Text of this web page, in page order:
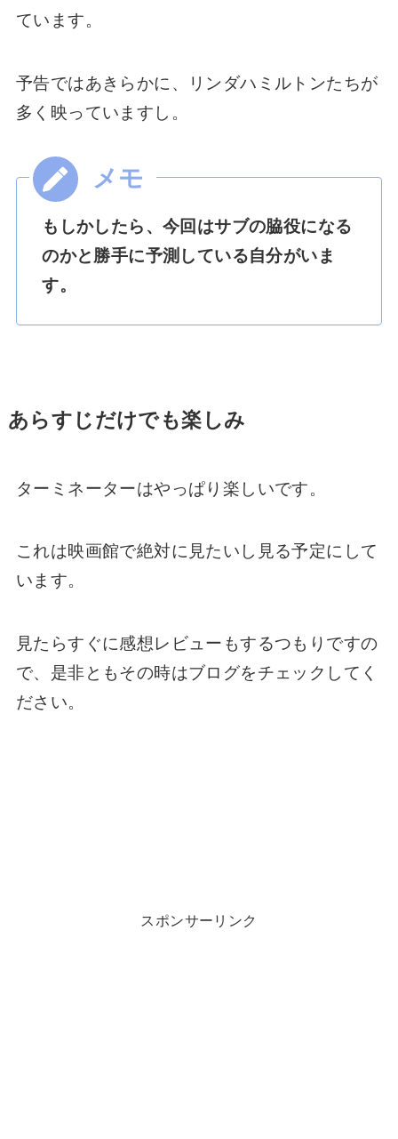
ています。
予告ではあきらかに、リンダハミルトンたちが
多く映っていますし。
もしかしたら、今回はサブの脇役になる
のかと勝手に予測している自分がいま
す。
あらすじだけでも楽しみ
ターミネーターはやっぱり楽しいです。
これは映画館で絶対に見たいし見る予定にして
います。
見たらすぐに感想レビューもするつもりですの
で、是非ともその時はブログをチェックしてく
ださい。
スポンサーリンク